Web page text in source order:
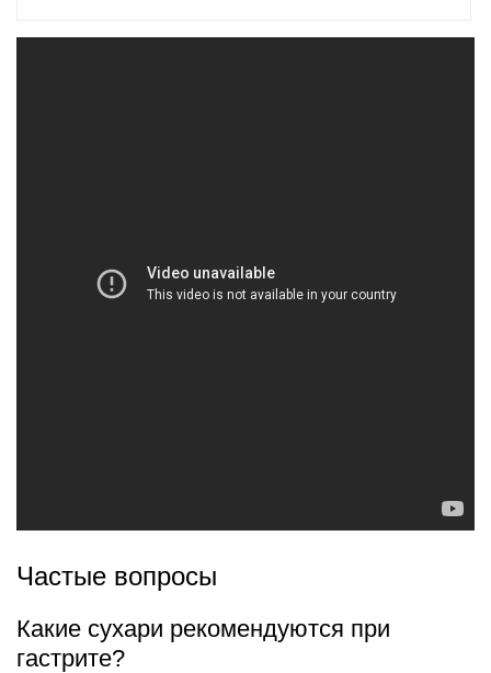
Частые вопросы
Какие сухари рекомендуются при
гастрите?